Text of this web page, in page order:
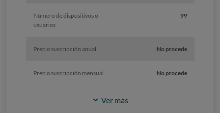
Número de dispositivos o
usuarios
99
Precio suscripción anual No procede
Precio suscripción mensual No procede
Ver más